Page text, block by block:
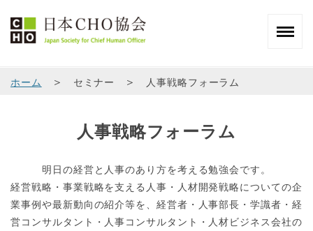
ホーム ＞ セミナー ＞ 人事戦略フォーラム
人事戦略フォーラム
明日の経営と人事のあり方を考える勉強会です。
経営戦略・事業戦略を支える人事・人材開発戦略についての企
業事例や最新動向の紹介等を、経営者・人事部長・学識者・経
営コンサルタント・人事コンサルタント・人材ビジネス会社の